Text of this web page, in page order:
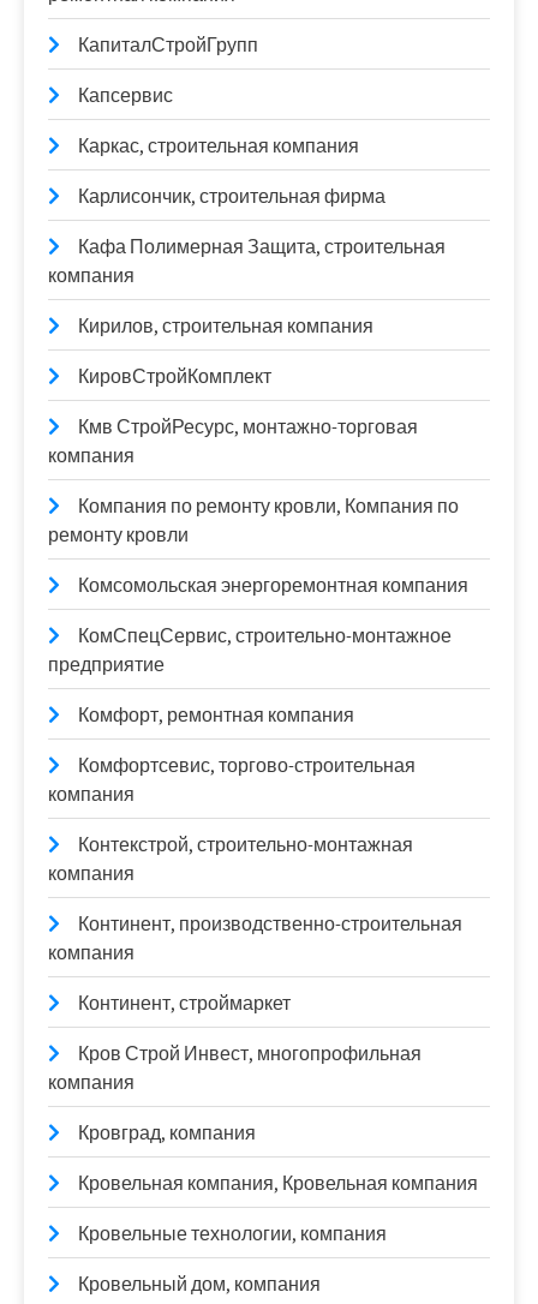
КапиталСтройГрупп
Капсервис
Каркас, строительная компания
Карлисончик, строительная фирма
Кафа Полимерная Защита, строительная
компания
Кирилов, строительная компания
КировСтройКомплект
Кмв СтройРесурс, монтажно-торговая
компания
Компания по ремонту кровли, Компания по
ремонту кровли
Комсомольская энергоремонтная компания
КомСпецСервис, строительно-монтажное
предприятие
Комфорт, ремонтная компания
Комфортсевис, торгово-строительная
компания
Контекстрой, строительно-монтажная
компания
Континент, производственно-строительная
компания
Континент, строймаркет
Кров Строй Инвест, многопрофильная
компания
Кровград, компания
Кровельная компания, Кровельная компания
Кровельные технологии, компания
Кровельный дом, компания